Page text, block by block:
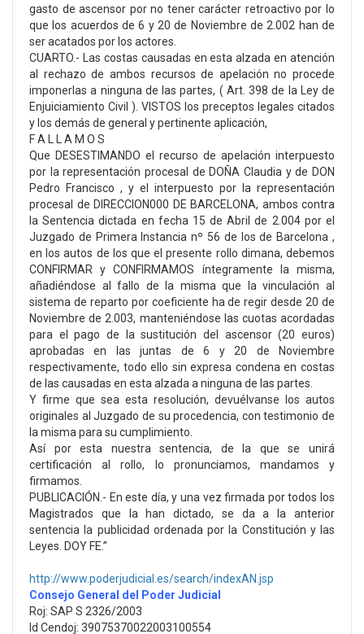
gasto de ascensor por no tener carácter retroactivo por lo
que los acuerdos de 6 y 20 de Noviembre de 2.002 han de
ser acatados por los actores.
CUARTO.- Las costas causadas en esta alzada en atención
al rechazo de ambos recursos de apelación no procede
imponerlas a ninguna de las partes, ( Art. 398 de la Ley de
Enjuiciamiento Civil ). VISTOS los preceptos legales citados
y los demás de general y pertinente aplicación,
F A L L A M O S
Que DESESTIMANDO el recurso de apelación interpuesto
por la representación procesal de DOÑA Claudia y de DON
Pedro Francisco , y el interpuesto por la representación
procesal de DIRECCION000 DE BARCELONA, ambos contra
la Sentencia dictada en fecha 15 de Abril de 2.004 por el
Juzgado de Primera Instancia nº 56 de los de Barcelona ,
en los autos de los que el presente rollo dimana, debemos
CONFIRMAR y CONFIRMAMOS íntegramente la misma,
añadiéndose al fallo de la misma que la vinculación al
sistema de reparto por coeficiente ha de regir desde 20 de
Noviembre de 2.003, manteniéndose las cuotas acordadas
para el pago de la sustitución del ascensor (20 euros)
aprobadas en las juntas de 6 y 20 de Noviembre
respectivamente, todo ello sin expresa condena en costas
de las causadas en esta alzada a ninguna de las partes.
Y firme que sea esta resolución, devuélvanse los autos
originales al Juzgado de su procedencia, con testimonio de
la misma para su cumplimiento.
Así por esta nuestra sentencia, de la que se unirá
certificación al rollo, lo pronunciamos, mandamos y
firmamos.
PUBLICACIÓN.- En este día, y una vez firmada por todos los
Magistrados que la han dictado, se da a la anterior
sentencia la publicidad ordenada por la Constitución y las
Leyes. DOY FE.”
http://www.poderjudicial.es/search/indexAN.jsp
Consejo General del Poder Judicial
Roj: SAP S 2326/2003
Id Cendoj: 39075370022003100554